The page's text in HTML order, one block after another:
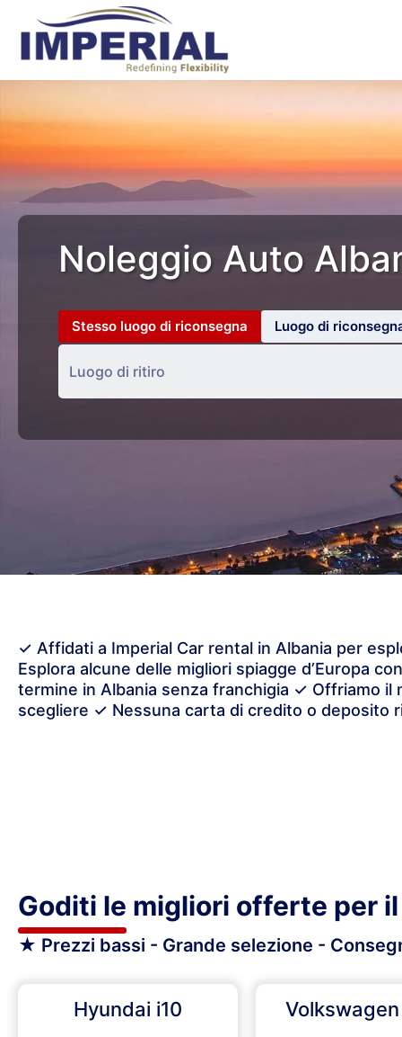
Noleggio Auto
Stesso luogo di riconsegna Luogo di
✓ Affidati a Imperial Car rental in Albania per
Esplora alcune delle migliori spiagge d’Europa
termine in Albania senza franchigia ✓ Offriamo
scegliere ✓ Nessuna carta di credito o deposito
Goditi le migliori offerte per
★ Prezzi bassi - Grande selezione -
Hyundai i10